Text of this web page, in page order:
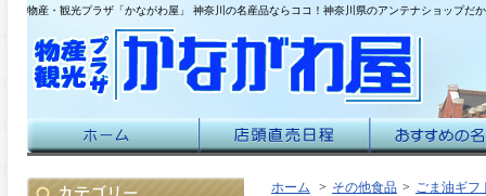
物産・観光プラザ「かながわ屋」 神奈川の名産品ならココ！神奈川県のアンテナショップだ
ホーム > その他食品 > ごま油ギ